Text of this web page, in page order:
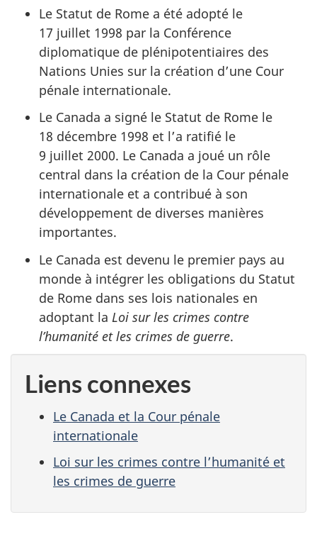
Le Statut de Rome a été adopté le
17 juillet 1998 par la Conférence
diplomatique de plénipotentiaires des
Nations Unies sur la création d’une Cour
pénale internationale.
Le Canada a signé le Statut de Rome le
18 décembre 1998 et l’a ratifié le
9 juillet 2000. Le Canada a joué un rôle
central dans la création de la Cour pénale
internationale et a contribué à son
développement de diverses manières
importantes.
Le Canada est devenu le premier pays au
monde à intégrer les obligations du Statut
de Rome dans ses lois nationales en
adoptant la Loi sur les crimes contre
l’humanité et les crimes de guerre.
Liens connexes
Le Canada et la Cour pénale
internationale
Loi sur les crimes contre l’humanité et
les crimes de guerre